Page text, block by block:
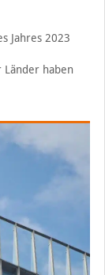
Jahres 2023
haben